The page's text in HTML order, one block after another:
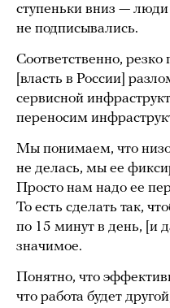
ступеньки вниз — люди
не подписывались.
Соответственно,
[власть в России]
сервисной
переносим
Мы понимаем, что
не делась, мы ее
Просто нам надо ее
То есть сделать так,
по 15 минут в день, [и
значимое.
Понятно, что
что работа будет